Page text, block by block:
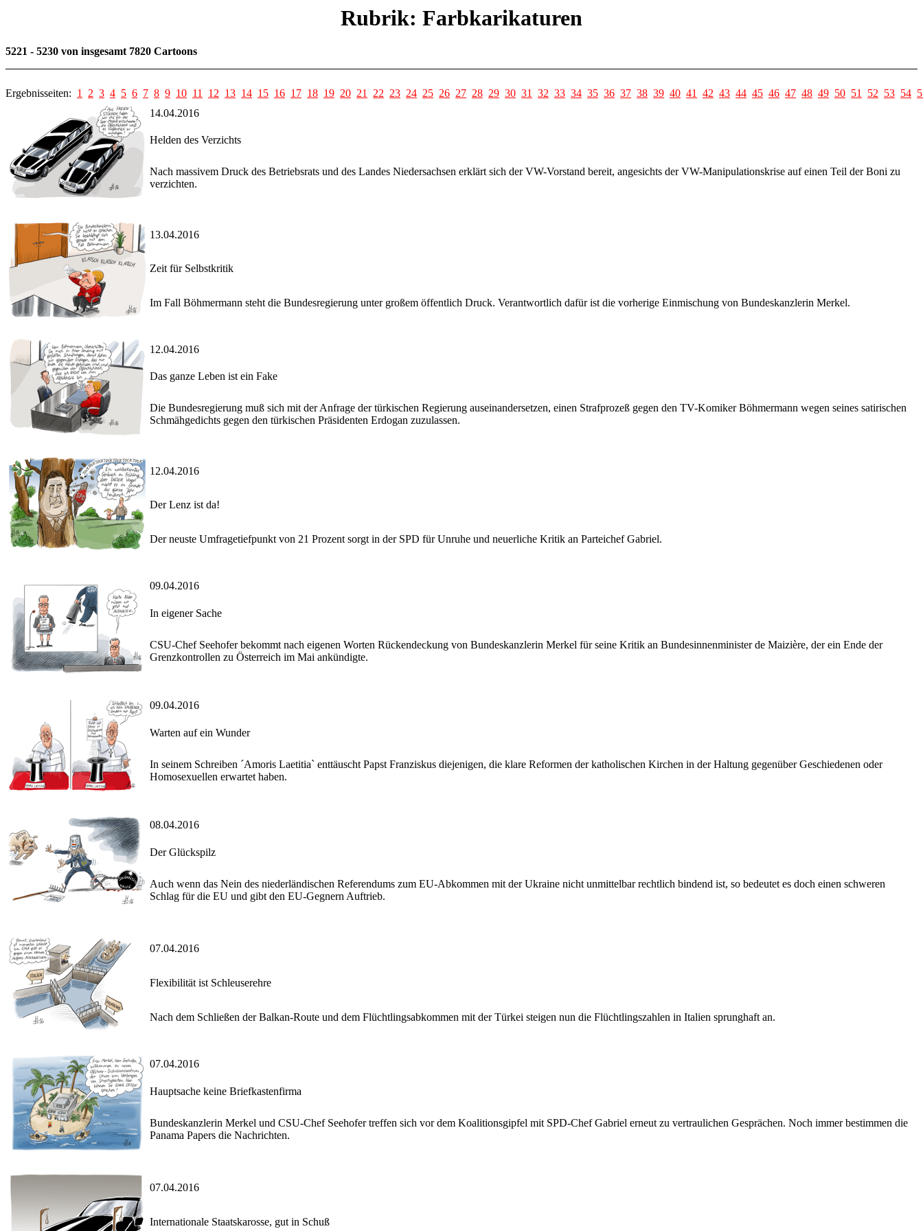
Rubrik: Farbkarikaturen
5221 - 5230 von insgesamt 7820 Cartoons
Ergebnisseiten: 1 2 3 4 5 6 7 8 9 10 11 12 13 14 15 16 17 18 19 20 21 22 23 24 25 26 27 28 29 30 31 32 33 34 35 36 37 38 39 40 41 42 43 44 45 46 47 48 49 50 51 52 53 54
14.04.2016
Helden des Verzichts
Nach massivem Druck des Betriebsrats und des Landes Niedersachsen erklärt sich der VW-Vorstand bereit, angesichts der VW-Manipulationskrise auf einen Teil der Boni zu
verzichten.
13.04.2016
Zeit für Selbstkritik
Im Fall Böhmermann steht die Bundesregierung unter großem öffentlich Druck. Verantwortlich dafür ist die vorherige Einmischung von Bundeskanzlerin Merkel.
12.04.2016
Das ganze Leben ist ein Fake
Die Bundesregierung muß sich mit der Anfrage der türkischen Regierung auseinandersetzen, einen Strafprozeß gegen den TV-Komiker Böhmermann wegen seines satirischen
Schmähgedichts gegen den türkischen Präsidenten Erdogan zuzulassen.
12.04.2016
Der Lenz ist da!
Der neuste Umfragetiefpunkt von 21 Prozent sorgt in der SPD für Unruhe und neuerliche Kritik an Parteichef Gabriel.
09.04.2016
In eigener Sache
CSU-Chef Seehofer bekommt nach eigenen Worten Rückendeckung von Bundeskanzlerin Merkel für seine Kritik an Bundesinnenminister de Maizière, der ein Ende der
Grenzkontrollen zu Österreich im Mai ankündigte.
09.04.2016
Warten auf ein Wunder
In seinem Schreiben ´Amoris Laetitia` enttäuscht Papst Franziskus diejenigen, die klare Reformen der katholischen Kirchen in der Haltung gegenüber Geschiedenen oder
Homosexuellen erwartet haben.
08.04.2016
Der Glückspilz
Auch wenn das Nein des niederländischen Referendums zum EU-Abkommen mit der Ukraine nicht unmittelbar rechtlich bindend ist, so bedeutet es doch einen schweren
Schlag für die EU und gibt den EU-Gegnern Auftrieb.
07.04.2016
Flexibilität ist Schleuserehre
Nach dem Schließen der Balkan-Route und dem Flüchtlingsabkommen mit der Türkei steigen nun die Flüchtlingszahlen in Italien sprunghaft an.
07.04.2016
Hauptsache keine Briefkastenfirma
Bundeskanzlerin Merkel und CSU-Chef Seehofer treffen sich vor dem Koalitionsgipfel mit SPD-Chef Gabriel erneut zu vertraulichen Gesprächen. Noch immer bestimmen die
Panama Papers die Nachrichten.
07.04.2016
Internationale Staatskarosse, gut in Schuß